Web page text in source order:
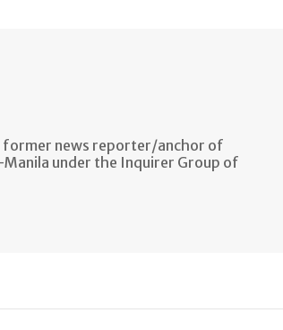
former news reporter/anchor of
under the Inquirer Group of